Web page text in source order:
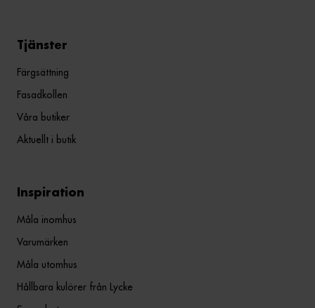
Tjänster
Färgsättning
Fasadkollen
Våra butiker
Aktuellt i butik
Inspiration
Måla inomhus
Varumärken
Måla utomhus
Hållbara kulörer från Lycke